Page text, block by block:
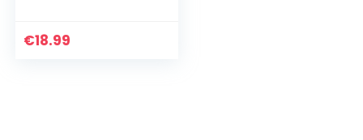
fitness,
€18.99